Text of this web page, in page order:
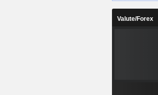
Valute/Forex